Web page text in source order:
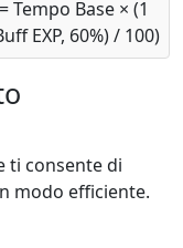
Base × (1
EXP, 60%) / 100)
ti consente di
modo efficiente.